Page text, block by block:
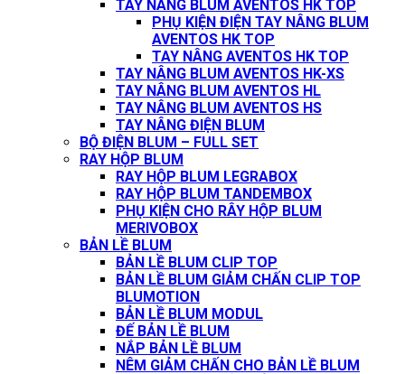
TAY NÂNG BLUM AVENTOS HK TOP
PHỤ KIỆN ĐIỆN TAY NÂNG BLUM
AVENTOS HK TOP
TAY NÂNG AVENTOS HK TOP
TAY NÂNG BLUM AVENTOS HK-XS
TAY NÂNG BLUM AVENTOS HL
TAY NÂNG BLUM AVENTOS HS
TAY NÂNG ĐIỆN BLUM
BỘ ĐIỆN BLUM – FULL SET
RAY HỘP BLUM
RAY HỘP BLUM LEGRABOX
RAY HỘP BLUM TANDEMBOX
PHỤ KIỆN CHO RÂY HỘP BLUM
MERIVOBOX
BẢN LỀ BLUM
BẢN LỀ BLUM CLIP TOP
BẢN LỀ BLUM GIẢM CHẤN CLIP TOP
BLUMOTION
BẢN LỀ BLUM MODUL
ĐẾ BẢN LỀ BLUM
NẮP BẢN LỀ BLUM
NÊM GIẢM CHẤN CHO BẢN LỀ BLUM